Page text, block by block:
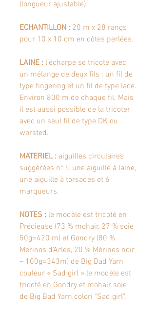
(longueur ajustable).
ECHANTILLON : 20 m x 28 rangs
pour 10 x 10 cm en côtes perlées.
LAINE : l’écharpe se tricote avec
un mélange de deux fils : un fil de
type fingering et un fil de type lace.
Environ 800 m de chaque fil. Mais
il est aussi possible de la tricoter
avec un seul fil de type DK ou
worsted.
MATERIEL : aiguilles circulaires
suggérées n° 5 une aiguille à laine,
une aiguille à torsades et 6
marqueurs.
NOTES : le modèle est tricoté en
Précieuse (73 % mohair, 27 % soie
50g=420 m) et Gondry (80 %
Merinos d’Arles, 20 % Mérinos noir
– 100g=343m) de Big Bad Yarn
couleur « Sad girl ».le modèle est
tricoté en Gondry et mohair soie
de Big Bad Yarn colori "Sad girl".